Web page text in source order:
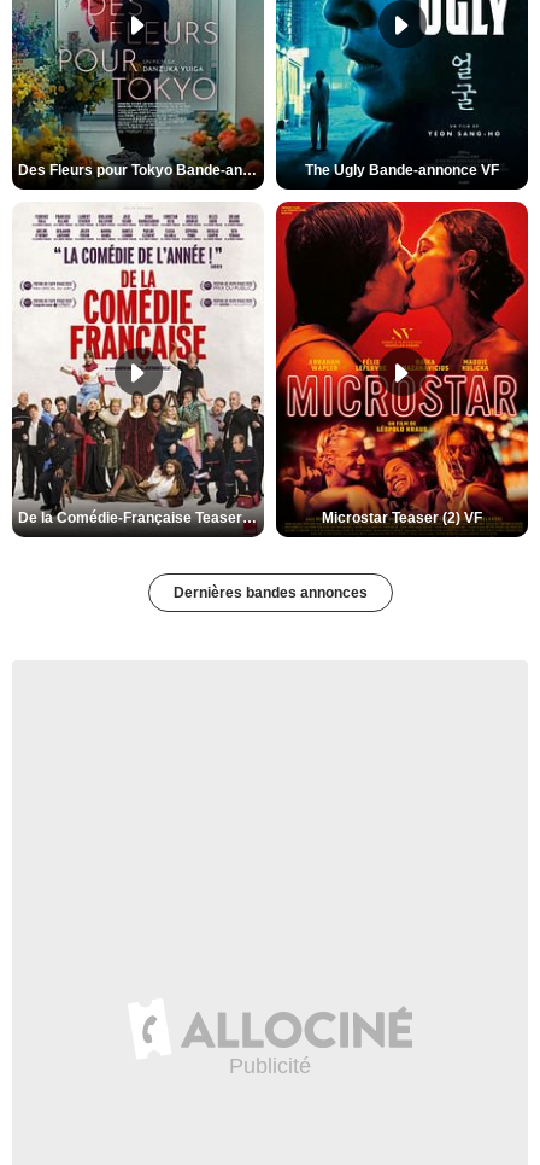
Des Fleurs pour Tokyo Bande-annonce VO STFR The Ugly Bande-annonce VF
De la Comédie-Française Teaser (3) VF Microstar Teaser (2) VF
Dernières bandes annonces